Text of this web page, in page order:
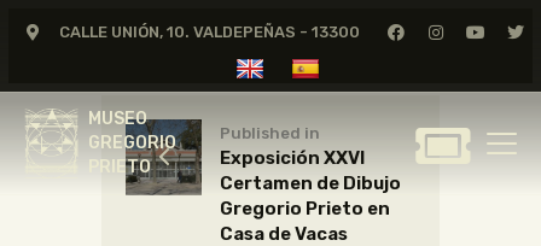
CALLE UNIÓN, 10. VALDEPEÑAS - 13300
MUSEO
GREGORIO
PRIETO
MUSEO
GREGORIO
GREGORIO PRIETO
Published in
Exposición XXVI
Certamen de Dibujo
Gregorio Prieto en
Casa de Vacas